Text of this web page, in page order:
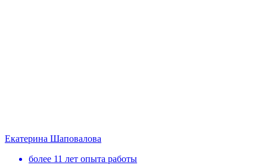
Екатерина Шаповалова
более 11 лет опыта работы